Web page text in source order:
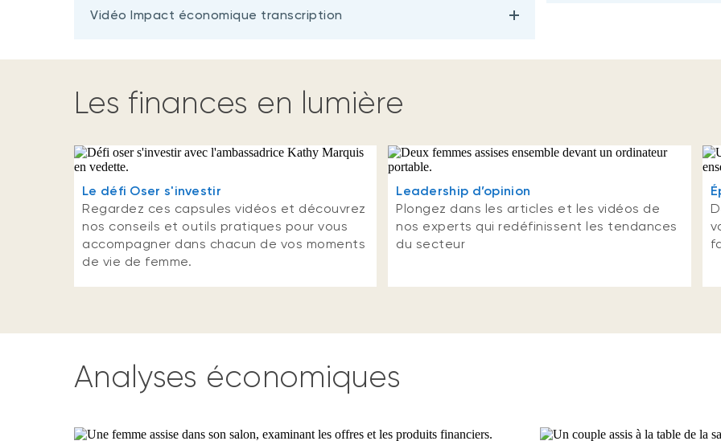
Vidéo Impact économique transcription
Les finances en lumière
Le défi Oser s'investir
Regardez ces capsules vidéos et découvrez
nos conseils et outils pratiques pour vous
accompagner dans chacun de vos moments
de vie de femme.
Leadership d’opinion
Plongez dans les articles et les vidéos de
nos experts qui redéfinissent les tendances
du secteur
Analyses économiques